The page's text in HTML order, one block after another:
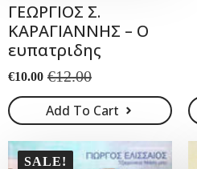
ΓΕΩΡΓΙΟΣ Σ.
ΚΑΡΑΓΙΑΝΝΗΣ – Ο
ευπατριδης
€12.00
Original
price
was:
€12.00.
€10.00
Current
price
is:
€10.00.
Add To Cart
SALE!